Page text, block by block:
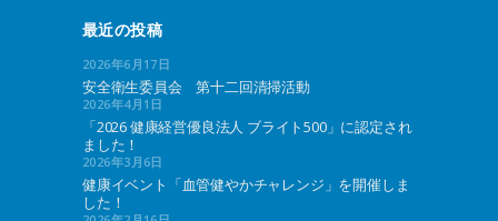
最近の投稿
2026年6月17日
安全衛生委員会 第十二回清掃活動
2026年4月1日
「2026 健康経営優良法人 ブライト500」に認定され
ました！
2026年3月6日
健康イベント「血管健やかチャレンジ」を開催しま
した！